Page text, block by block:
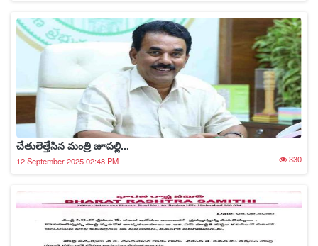
చేతులెత్తేసిన మంత్రి జూపల్లి...
12 September 2025 02:48 PM 330